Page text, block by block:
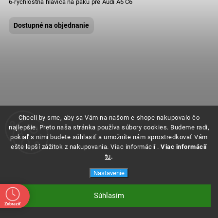
Chceli by sme, aby sa Vám na našom e-shope nakupovalo čo
najlepšie. Preto naša stránka používa súbory cookies. Budeme radi,
pokiaľ s nimi budete súhlasiť a umožníte nám sprostredkovať Vám
ešte lepší zážitok z nakupovania. Viac informácií .Viac informácií
tu.
Nastavenie
Súhlasím
6-rýchlostná hlavica na páku pre Audi A6 C6
Dostupné na objednanie
Zobraziť